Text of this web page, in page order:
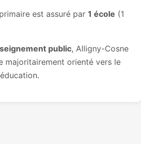
est assuré par 1 école (1
public, Alligny-Cosne
majoritairement orienté vers le